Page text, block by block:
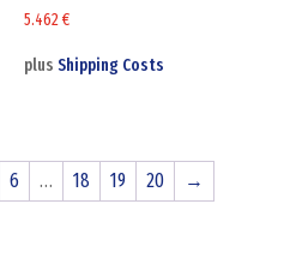
5.462€
plusShipping Costs
6 … 18 19 20 →